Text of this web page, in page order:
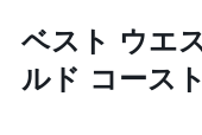
ベスト ウエ
ルド コース